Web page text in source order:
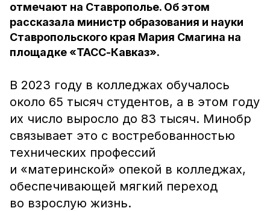
отмечают на Ставрополье. Об этом
рассказала министр образования и науки
Ставропольского края Мария Смагина на
площадке «ТАСС-Кавказ».
В 2023 году в колледжах обучалось
около 65 тысяч студентов, а в этом году
их число выросло до 83 тысяч. Минобр
связывает это с востребованностью
технических профессий
и «материнской» опекой в колледжах,
обеспечивающей мягкий переход
во взрослую жизнь.